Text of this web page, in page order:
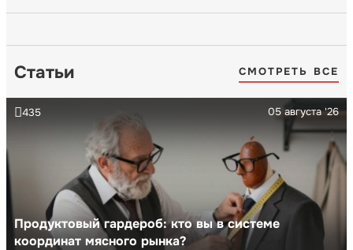
Статьи СМОТРЕТЬ ВСЕ
Продуктовый гардероб: кто вы в системе
координат мясного рынка?
05 августа '26
435